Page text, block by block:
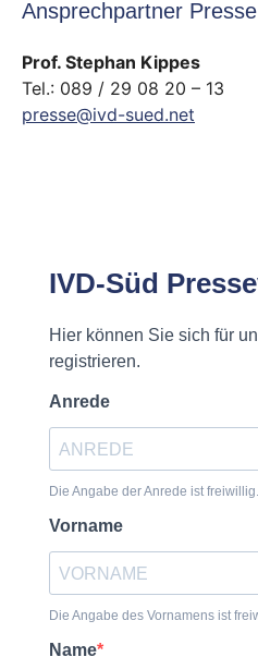
Ansprechpartner Presse
Prof. Stephan Kippes
Tel.: 089 / 29 08 20 – 13
presse@ivd-sued.net